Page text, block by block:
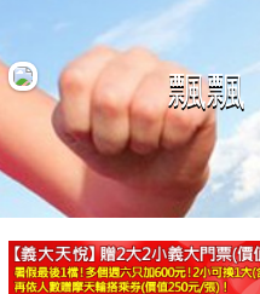
最新留言
商家合作
推薦景點
飄飄